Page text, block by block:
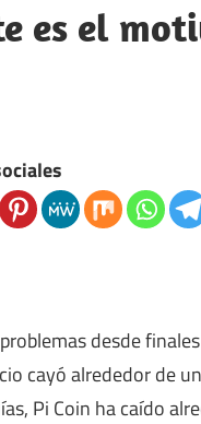
es el
desde
cayó alrededor de
Pi Coin ha caído